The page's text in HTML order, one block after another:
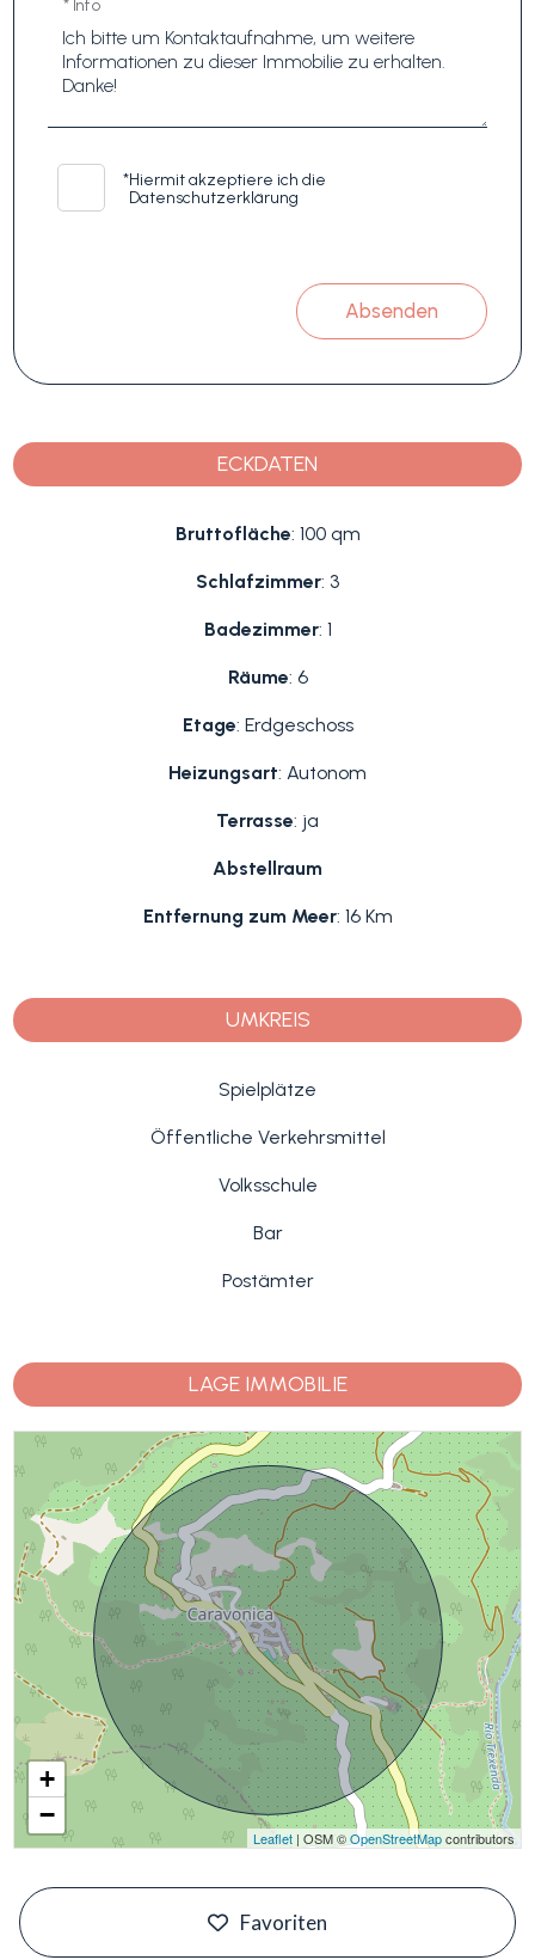
* Info
*Hiermit akzeptiere ich die
Datenschutzerklärung
Absenden
ECKDATEN
Bruttofläche: 100 qm
Schlafzimmer: 3
Badezimmer: 1
Räume: 6
Etage: Erdgeschoss
Heizungsart: Autonom
Terrasse: ja
Abstellraum
Entfernung zum Meer: 16 Km
UMKREIS
Spielplätze
Öffentliche Verkehrsmittel
Volksschule
Bar
Postämter
LAGE IMMOBILIE
+
−
Leaflet| OSM ©OpenStreetMapcontributors
Favoriten